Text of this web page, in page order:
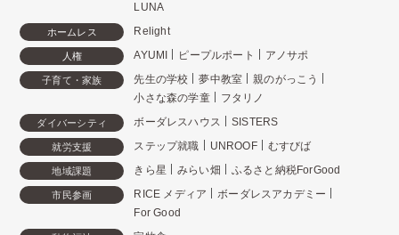
LUNA
ホームレス Relight
人権 AYUMI ピープルポート アノサポ
子育て・家族 先生の学校 夢中教室
親のがっこう
小さな森の学童
フタリノ
ダイバーシティ ボーダレスハウス SISTERS
就労支援 ステップ就職 UNROOF むすびば
地域課題 きら星 みらい畑 ふるさと納税ForGood
市民参画 RICE メディア
ボーダレスアカデミー
For Good